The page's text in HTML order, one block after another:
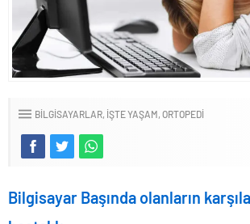
BILGISAYARLAR İŞTE YAŞAM ORTOPEDI
Bilgisayar Başında olanların